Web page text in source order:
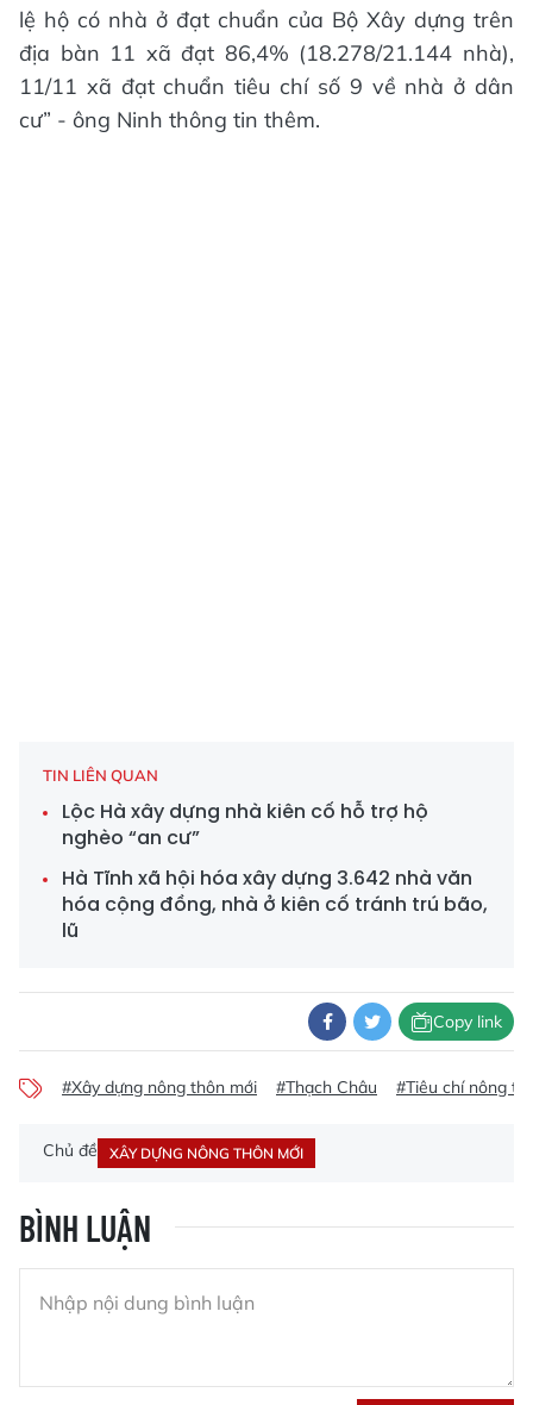
lệ hộ có nhà ở đạt chuẩn của Bộ Xây dựng trên
địa bàn 11 xã đạt 86,4% (18.278/21.144 nhà),
11/11 xã đạt chuẩn tiêu chí số 9 về nhà ở dân
cư” - ông Ninh thông tin thêm.
TIN LIÊN QUAN
Lộc Hà xây dựng nhà kiên cố hỗ trợ hộ
nghèo “an cư”
Hà Tĩnh xã hội hóa xây dựng 3.642 nhà văn
hóa cộng đồng, nhà ở kiên cố tránh trú bão,
lũ
Copy link
#Xây dựng nông thôn mới #Thạch Châu #Tiêu chí nông
Chủ đề XÂY DỰNG NÔNG THÔN MỚI
BÌNH LUẬN